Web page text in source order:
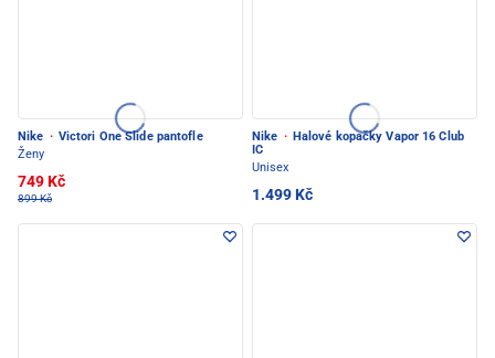
Nike · Victori One Slide pantofle
Ženy
749 Kč
899 Kč
Nike · Halové kopačky Vapor 16 Club
IC
Unisex
1.499 Kč